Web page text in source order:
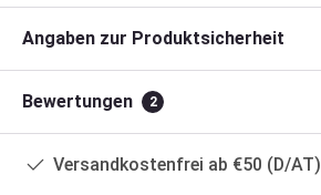
Angaben zur Produktsicherheit
Bewertungen 2
Versandkostenfrei ab €50 (D/AT)